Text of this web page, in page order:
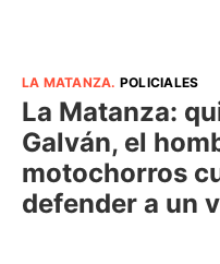
LA MATANZA. POLICIALES
La Matanza:
Galván, el
motochorros
defender a un